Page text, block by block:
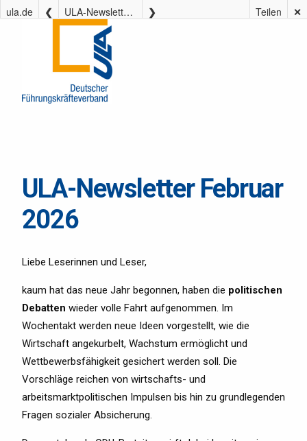
ula.de ULA-Newsletter Februar 2026 ✕
Teilen